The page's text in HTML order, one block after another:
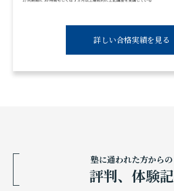
詳しい合格実績を見る
塾に通われた方からの
評判、体験記